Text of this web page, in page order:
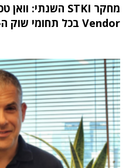
Vendor בכל תחומי שוק ה-IT